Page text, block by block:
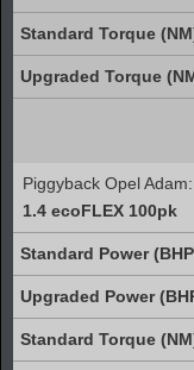
Piggyback Opel Adam:
1.4 ecoFLEX 100pk